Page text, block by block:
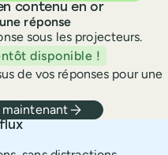
contenu en or
réponse
sous les projecteurs.
disponible !
de vos réponses pour une
maintenant